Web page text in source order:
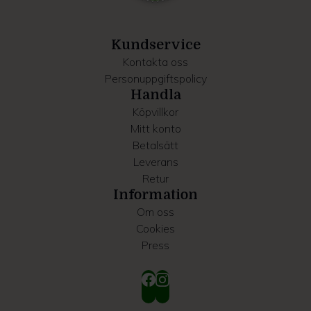
information som du har tillhandahållit eller som de har
Kundservice
Kontakta oss
Personuppgiftspolicy
Handla
Köpvillkor
Mitt konto
Betalsätt
Leverans
Retur
Information
Om oss
Cookies
Press